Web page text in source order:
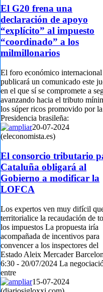
El G20 frena una
declaración de apoyo
“explícito” al impuesto
“coordinado” a los
milmillonarios
El foro económico internacional
publicará un comunicado este
en el que sí se compromete a
avanzando hacia el tributo
los súper ricos promovido por la
Presidencia brasileña:
20-07-2024
(eleconomista.es)
El consorcio tributario
Cataluña obligará al
Gobierno a modificar la
LOFCA
Los expertos ven muy difícil
territorialice la recaudación de
los impuestos La propuesta iría
acompañada de incentivos para
convencer a los inspectores del
Estado Aleix Mercader
6:30 - 20/07/2024 La
entre
15-07-2024